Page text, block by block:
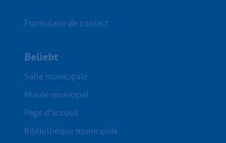
Formulaire de contact
Beliebt
Salle municipale
Musée municipal
Page d'accueil
Bibliothèque municipale